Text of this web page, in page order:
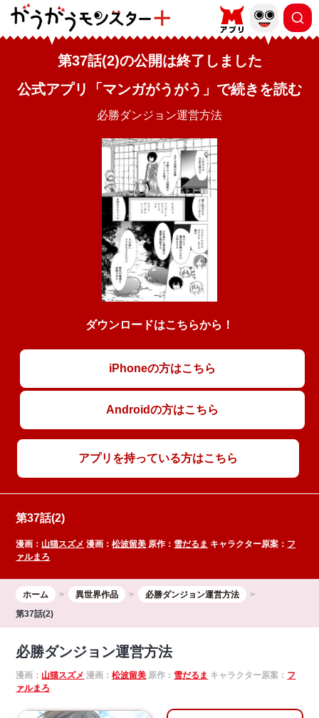
第37話(2)の公開は終了しました
公式アプリ「マンガがうがう」で続きを読む
必勝ダンジョン運営方法
ダウンロードはこちらから！
iPhoneの方はこちら
Androidの方はこちら
アプリを持っている方はこちら
第37話(2)
漫画： 山猫スズメ 漫画：松波留美 原作： 雪だるま キャラクター原案： フ
ァルまろ
ホーム 異世界作品
必勝ダンジョン運営方法
第37話(2)
必勝ダンジョン運営方法
漫画： 山猫スズメ 漫画：松波留美 原作： 雪だるま キャラクター原案： フ
ァルまろ